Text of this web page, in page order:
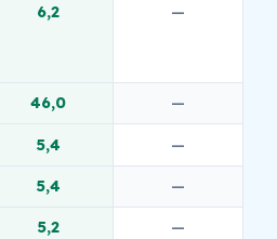
6,2 —
46,0 —
5,4 —
5,4 —
5,2 —